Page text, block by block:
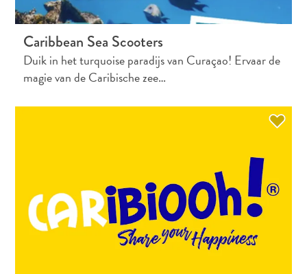
Caribbean Sea Scooters
Duik in het turquoise paradijs van Curaçao! Ervaar de
magie van de Caribische zee…